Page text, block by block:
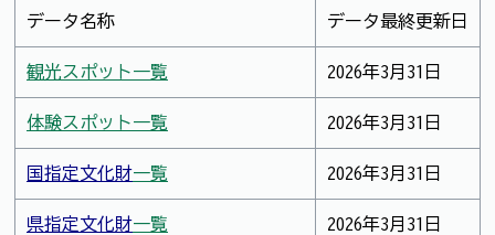
データ名称 データ最終更新日
観光スポット一覧 2026年3月31日
体験スポット一覧 2026年3月31日
国指定文化財一覧 2026年3月31日
県指定文化財一覧 2026年3月31日